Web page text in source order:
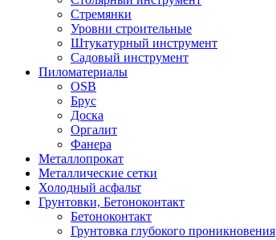
Стремянки
Уровни строительные
Штукатурный инструмент
Садовый инструмент
Пиломатериалы
OSB
Брус
Доска
Оргалит
Фанера
Металлопрокат
Металлические сетки
Холодный асфальт
Грунтовки, Бетоноконтакт
Бетоноконтакт
Грунтовка глубокого проникновения